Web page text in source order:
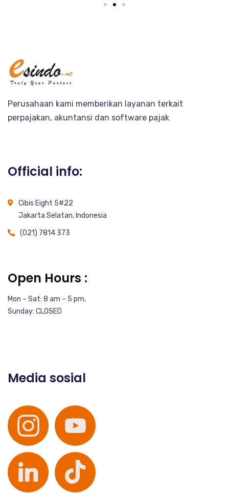
Perusahaan kami memberikan layanan terkait
perpajakan, akuntansi dan software pajak
Official info:
Cibis Eight 5#22
Jakarta Selatan, Indonesia
(021) 7814 373
Open Hours :
Mon – Sat: 8 am – 5 pm,
Sunday: CLOSED
Media sosial